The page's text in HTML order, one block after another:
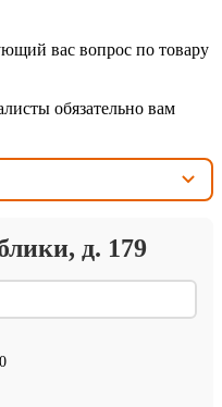
вас вопрос по товару
обязательно вам
д. 179